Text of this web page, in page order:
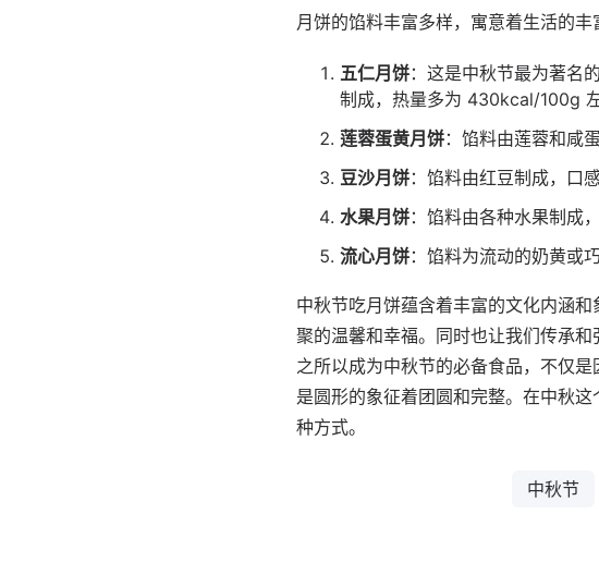
月饼的馅料丰富多样，寓意着生活的
五仁月饼：这是中秋节最为著名
制成，热量多为 430kcal/100g 左
莲蓉蛋黄月饼：馅料由莲蓉和咸
豆沙月饼：馅料由红豆制成，口
水果月饼：馅料由各种水果制成
流心月饼：馅料为流动的奶黄或
中秋节吃月饼蕴含着丰富的文化内涵
聚的温馨和幸福。同时也让我们传承
之所以成为中秋节的必备食品，不仅
是圆形的象征着团圆和完整。在中秋
种方式。
中秋节